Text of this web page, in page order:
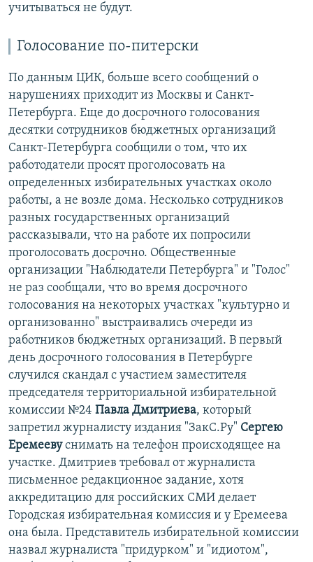
учитываться не будут.
Голосование по-питерски
По данным ЦИК, больше всего сообщений о
нарушениях приходит из Москвы и Санкт-
Петербурга. Еще до досрочного голосования
десятки сотрудников бюджетных организаций
Санкт-Петербурга сообщили о том, что их
работодатели просят проголосовать на
определенных избирательных участках около
работы, а не возле дома. Несколько сотрудников
разных государственных организаций
рассказывали, что на работе их попросили
проголосовать досрочно. Общественные
организации "Наблюдатели Петербурга" и "Голос"
не раз сообщали, что во время досрочного
голосования на некоторых участках "культурно и
организованно" выстраивались очереди из
работников бюджетных организаций. В первый
день досрочного голосования в Петербурге
случился скандал с участием заместителя
председателя территориальной избирательной
комиссии №24 Павла Дмитриева, который
запретил журналисту издания "ЗакС.Ру" Сергею
Еремеевуснимать на телефон происходящее на
участке. Дмитриев требовал от журналиста
письменное редакционное задание, хотя
аккредитацию для российских СМИ делает
Городская избирательная комиссия и у Еремеева
она была. Представитель избирательной комиссии
назвал журналиста "придурком" и "идиотом",